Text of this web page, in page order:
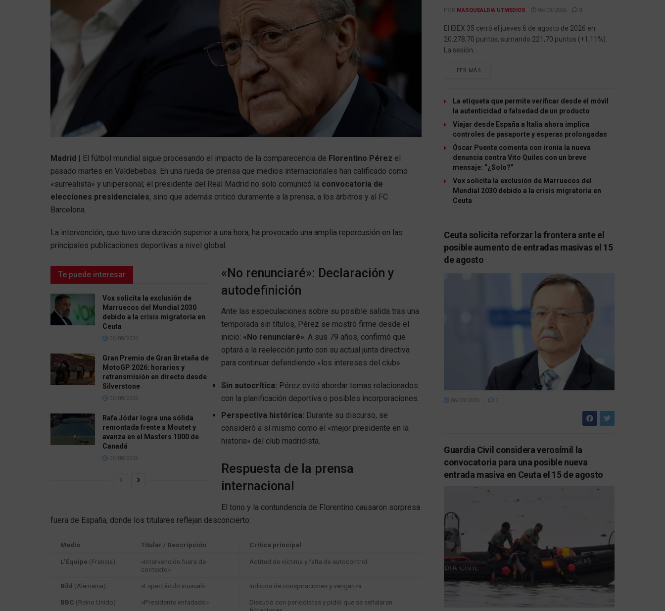
Madrid | El fútbol mundial sigue procesando el impacto de la comparecencia de Florentino Pérez el
pasado martes en Valdebebas. En una rueda de prensa que medios internacionales han calificado como
«surrealista» y unipersonal, el presidente del Real Madrid no solo comunicó la convocatoria de
elecciones presidenciales, sino que además criticó duramente a la prensa, a los árbitros y al FC
Barcelona.
La intervención, que tuvo una duración superior a una hora, ha provocado una amplia repercusión en las
principales publicaciones deportivas a nivel global.
Te puede interesar
Vox solicita la exclusión de
Marruecos del Mundial 2030
debido a la crisis migratoria en
Ceuta
06/08/2026
Gran Premio de Gran Bretaña de
MotoGP 2026: horarios y
retransmisión en directo desde
Silverstone
06/08/2026
Rafa Jódar logra una sólida
remontada frente a Moutet y
avanza en el Masters 1000 de
Canadá
06/08/2026
«No renunciaré»: Declaración y
autodefinición
Ante las especulaciones sobre su posible salida tras una
temporada sin títulos, Pérez se mostró firme desde el
inicio: «No renunciaré». A sus 79 años, confirmó que
optará a la reelección junto con su actual junta directiva
para continuar defendiendo «los intereses del club».
Sin autocrítica: Pérez evitó abordar temas relacionados
con la planificación deportiva o posibles incorporaciones.
Perspectiva histórica: Durante su discurso, se
consideró a sí mismo como el «mejor presidente en la
historia» del club madridista.
Respuesta de la prensa
internacional
El tono y la contundencia de Florentino causaron sorpresa
fuera de España, donde los titulares reflejan desconcierto:
Medio Titular / Descripción Crítica principal
L’Équipe (Francia)
«Intervención fuera de
contexto»
Actitud de víctima y falta de autocontrol.
Bild (Alemania) «Espectáculo inusual» Indicios de conspiraciones y venganza.
BBC (Reino Unido) «Presidente enfadado»
Discutió con periodistas y pidió que se señalaran
POR MASQUEALDIA UTMEDIOS 06/08/2026 0
El IBEX 35 cerró el jueves 6 de agosto de 2026 en
20.278,70 puntos, sumando 221,70 puntos (+1,11%).
La sesión...
LEER MÁS
La etiqueta que permite verificar desde el móvil
la autenticidad o falsedad de un producto
Viajar desde España a Italia ahora implica
controles de pasaporte y esperas prolongadas
Óscar Puente comenta con ironía la nueva
denuncia contra Vito Quiles con un breve
mensaje: “¿Solo?”
Vox solicita la exclusión de Marruecos del
Mundial 2030 debido a la crisis migratoria en
Ceuta
Ceuta solicita reforzar la frontera ante el
posible aumento de entradas masivas el 15
de agosto
06/08/2026 0
Guardia Civil considera verosímil la
convocatoria para una posible nueva
entrada masiva en Ceuta el 15 de agosto